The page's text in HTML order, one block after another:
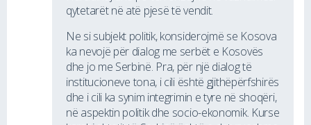
qytetarët në atë pjesë të vendit.
Ne si subjekt politik, konsiderojmë se Kosova
ka nevojë për dialog me serbët e Kosovës
dhe jo me Serbinë. Pra, për një dialog të
institucioneve tona, i cili është gjithëpërfshirës
dhe i cili ka synim integrimin e tyre në shoqëri,
në aspektin politik dhe socio-ekonomik. Kurse